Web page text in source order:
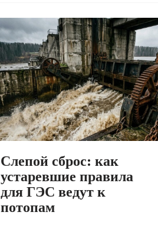
Слепой сброс: как
устаревшие правила
для ГЭС ведут к
потопам